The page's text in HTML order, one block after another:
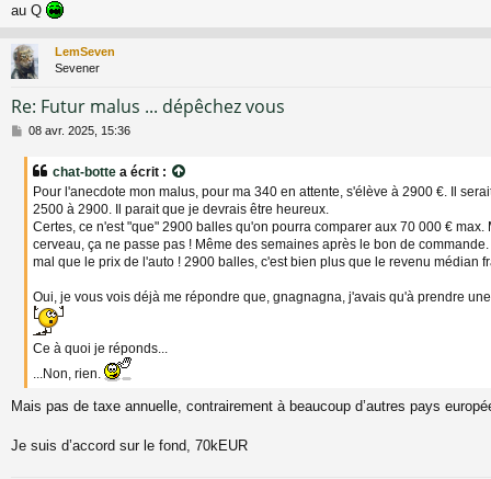
au Q
LemSeven
Sevener
Re: Futur malus ... dépêchez vous
M
08 avr. 2025, 15:36
chat-botte a écrit :
Pour l'anecdote mon malus, pour ma 340 en attente, s'élève à 2900 €. Il
2500 à 2900. Il parait que je devrais être heureux.
Certes, ce n'est "que" 2900 balles qu'on pourra comparer aux 70 000 € max.
cerveau, ça ne passe pas ! Même des semaines après le bon de
mal que le prix de l'auto ! 2900 balles, c'est bien plus que le revenu médian
Oui, je vous vois déjà me répondre que, gnagnagna, j'avais qu'à prendre
Ce à quoi je réponds...
...Non, rien.
Mais pas de taxe annuelle, contrairement à beaucoup d’autres pays
Je suis d’accord sur le fond, 70kEUR